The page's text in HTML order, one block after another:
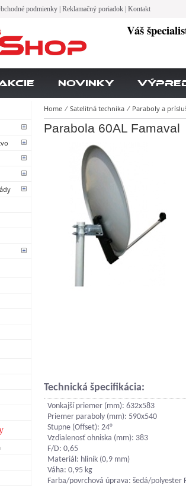
podmienky Reklamačný poriadok Kontakt
Váš
Novinky
Home ⁄ Satelitná technika ⁄ Paraboly a
Parabola 60AL Famaval
Technická špecifikácia:
Vonkajší priemer (mm): 632x583
Priemer paraboly (mm): 590x540
Stupne (Offset): 24°
Vzdialenosť ohniska (mm): 383
F/D: 0,65
Materiál: hliník (0,9 mm)
Váha: 0,95 kg
Farba/povrchová úprava: šedá/polyester